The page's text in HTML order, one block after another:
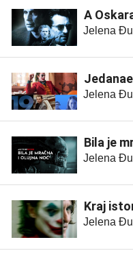
A
Jelena
Jelena
Bila je
Jelena
Kraj
Jelena